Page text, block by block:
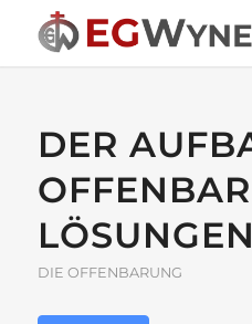
DER
LÖSUNGEN
DIE OFFENBARUNG